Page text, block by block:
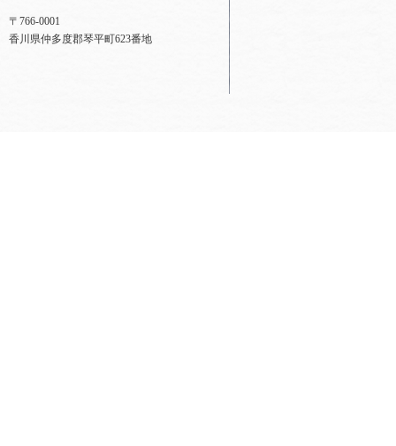
〒766-0001
香川県仲多度郡琴平町623番地